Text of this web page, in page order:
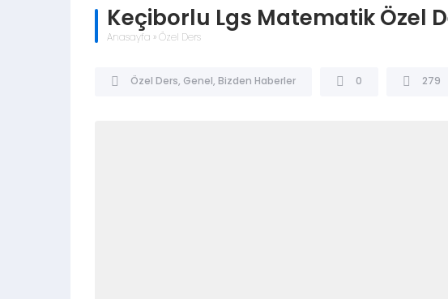
Keçiborlu Lgs Matematik Özel
Anasayfa » Özel Ders
Özel Ders, Genel , Bizden Haberler 0 279